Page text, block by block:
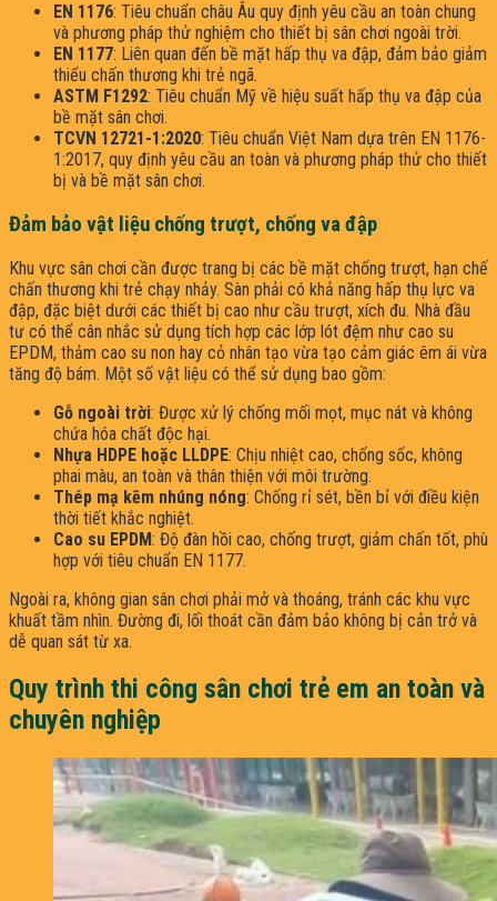
EN 1176: Tiêu chuẩn châu Âu quy định yêu cầu an toàn chung
và phương pháp thử nghiệm cho thiết bị sân chơi ngoài trời.
EN 1177: Liên quan đến bề mặt hấp thụ va đập, đảm bảo giảm
thiểu chấn thương khi trẻ ngã.
ASTM F1292: Tiêu chuẩn Mỹ về hiệu suất hấp thụ va đập của
bề mặt sân chơi.
TCVN 12721-1:2020: Tiêu chuẩn Việt Nam dựa trên EN 1176-
1:2017, quy định yêu cầu an toàn và phương pháp thử cho thiết
bị và bề mặt sân chơi.
Đảm bảo vật liệu chống trượt, chống va đập
Khu vực sân chơi cần được trang bị các bề mặt chống trượt, hạn chế
chấn thương khi trẻ chạy nhảy. Sàn phải có khả năng hấp thụ lực va
đập, đặc biệt dưới các thiết bị cao như cầu trượt, xích đu. Nhà đầu
tư có thể cân nhắc sử dụng tích hợp các lớp lót đệm như cao su
EPDM, thảm cao su non hay cỏ nhân tạo vừa tạo cảm giác êm ái vừa
tăng độ bám. Một số vật liệu có thể sử dụng bao gồm:
Gỗ ngoài trời: Được xử lý chống mối mọt, mục nát và không
chứa hóa chất độc hại.​
Nhựa HDPE hoặc LLDPE: Chịu nhiệt cao, chống sốc, không
phai màu, an toàn và thân thiện với môi trường.
Thép mạ kẽm nhúng nóng: Chống rỉ sét, bền bỉ với điều kiện
thời tiết khắc nghiệt.​
Cao su EPDM: Độ đàn hồi cao, chống trượt, giảm chấn tốt, phù
hợp với tiêu chuẩn EN 1177.
Ngoài ra, không gian sân chơi phải mở và thoáng, tránh các khu vực
khuất tầm nhìn. Đường đi, lối thoát cần đảm bảo không bị cản trở và
dễ quan sát từ xa.
Quy trình thi công sân chơi trẻ em an toàn và
chuyên nghiệp